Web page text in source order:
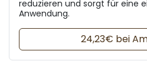
reduzieren und sorgt für eine
Anwendung.
24,23€ bei